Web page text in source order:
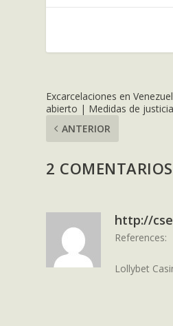
Excarcelaciones en
abierto | Medidas de
ANTERIOR
2 COMENTARIOS
http://
References:
Lollybet